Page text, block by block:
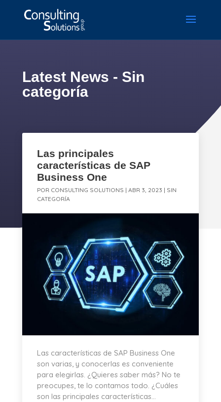
Latest News - Sin
categoría
Las principales
características de SAP
Business One
POR CONSULTING SOLUTIONS | ABR 3, 2023 | SIN
CATEGORÍA
Las características de SAP Business One
son varias, y conocerlas es conveniente
para elegirlas. ¿Quieres saber más? No te
preocupes, te lo contamos todo. ¿Cuáles
son las principales características...